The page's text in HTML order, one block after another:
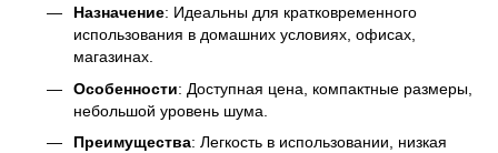
Назначение: Идеальны для кратковременного
использования в домашних условиях, офисах,
магазинах.
Особенности: Доступная цена, компактные размеры,
небольшой уровень шума.
Преимущества: Легкость в использовании, низкая